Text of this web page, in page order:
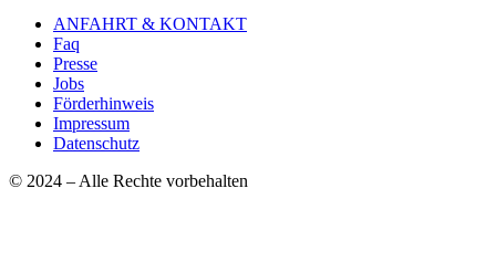
ANFAHRT & KONTAKT
Faq
Presse
Jobs
Förderhinweis
Impressum
Datenschutz
© 2024 – Alle Rechte vorbehalten